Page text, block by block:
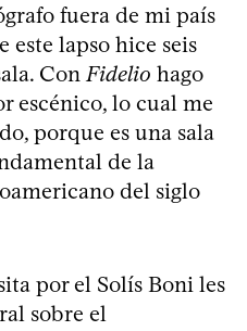
fuera de mi país
este lapso hice seis
Con Fidelio hago
escénico, lo cual me
porque es una sala
de la
del siglo
por el Solís Boni les
sobre el